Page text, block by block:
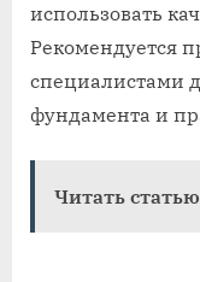
использовать
Рекомендуется
специалистами
фундамента и
Читать статью